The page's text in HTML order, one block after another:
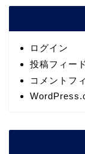
ログイン
投稿フィード
コメントフ